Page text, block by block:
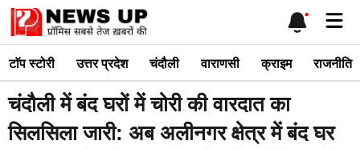
Skip
content
टाॅप स्टोरी उत्तर प्रदेश चंदौली वाराणसी क्राइम राजनीति
चंदौली में बंद घरों में चोरी की वारदात का
सिलसिला जारी: अब अलीनगर क्षेत्र में बंद घर